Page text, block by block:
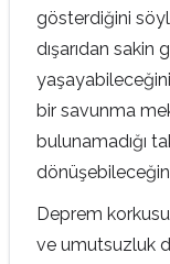
gösterdiğini
dışarıdan
bir savunma
bulunamadığı
Deprem
ve umutsuzluk